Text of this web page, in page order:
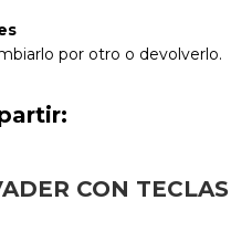
por otro o devolverlo.
CON TECLAS